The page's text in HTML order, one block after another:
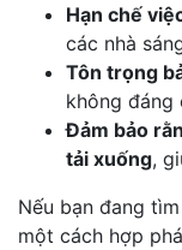
Hạn chế
các nhà
Tôn trọng
không đáng
Đảm bảo
tải xuống,
Nếu bạn đang
một cách hợp